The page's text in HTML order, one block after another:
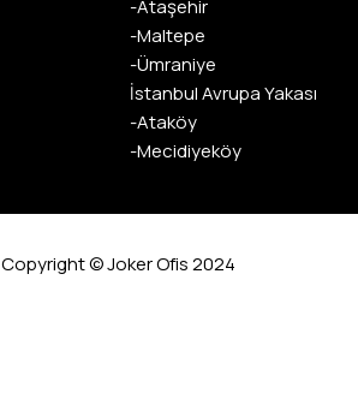
-Ataşehir
-Maltepe
-Ümraniye
İstanbul Avrupa Yakası
-Ataköy
-Mecidiyeköy
Copyright © Joker Ofis 2024